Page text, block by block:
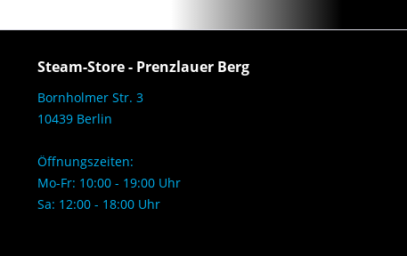
Steam-Store - Prenzlauer Berg
Bornholmer Str. 3
10439 Berlin
Öffnungszeiten:
Mo-Fr: 10:00 - 19:00 Uhr
Sa: 12:00 - 18:00 Uhr